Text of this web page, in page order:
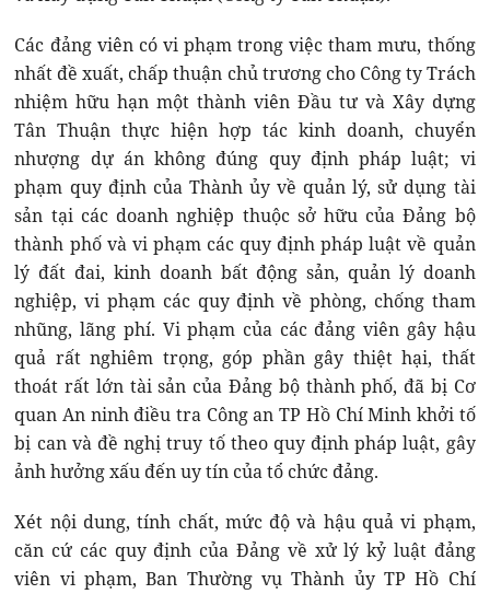
Các đảng viên có vi phạm trong việc tham mưu, thống
nhất đề xuất, chấp thuận chủ trương cho Công ty Trách
nhiệm hữu hạn một thành viên Đầu tư và Xây dựng
Tân Thuận thực hiện hợp tác kinh doanh, chuyển
nhượng dự án không đúng quy định pháp luật; vi
phạm quy định của Thành ủy về quản lý, sử dụng tài
sản tại các doanh nghiệp thuộc sở hữu của Đảng bộ
thành phố và vi phạm các quy định pháp luật về quản
lý đất đai, kinh doanh bất động sản, quản lý doanh
nghiệp, vi phạm các quy định về phòng, chống tham
nhũng, lãng phí. Vi phạm của các đảng viên gây hậu
quả rất nghiêm trọng, góp phần gây thiệt hại, thất
thoát rất lớn tài sản của Đảng bộ thành phố, đã bị Cơ
quan An ninh điều tra Công an TP Hồ Chí Minh khởi tố
bị can và đề nghị truy tố theo quy định pháp luật, gây
ảnh hưởng xấu đến uy tín của tổ chức đảng.
Xét nội dung, tính chất, mức độ và hậu quả vi phạm,
căn cứ các quy định của Đảng về xử lý kỷ luật đảng
viên vi phạm, Ban Thường vụ Thành ủy TP Hồ Chí